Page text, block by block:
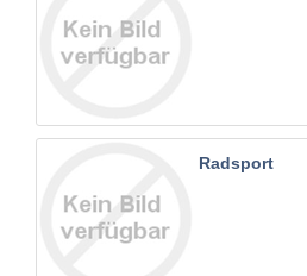
Radsport